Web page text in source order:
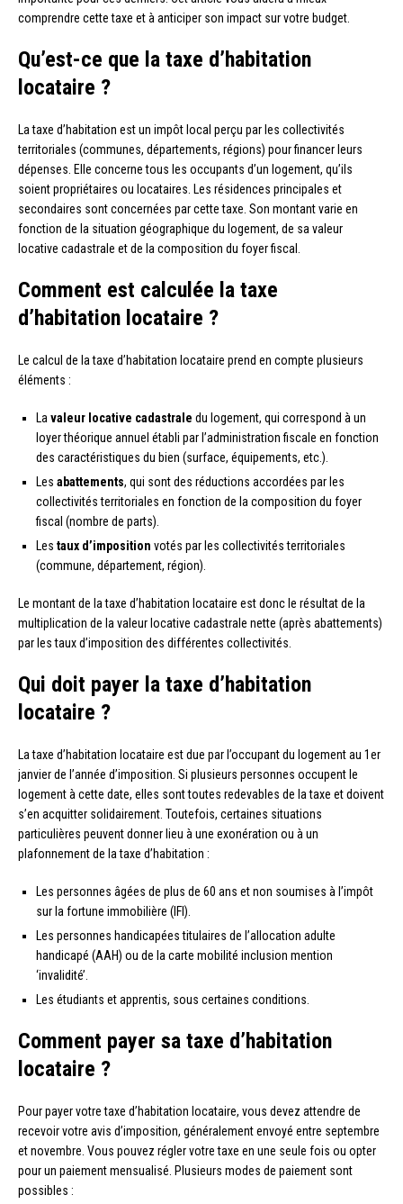
comprendre cette taxe et à anticiper son impact sur votre budget.
Qu’est-ce que la taxe d’habitation
locataire ?
La taxe d’habitation est un impôt local perçu par les collectivités
territoriales (communes, départements, régions) pour financer leurs
dépenses. Elle concerne tous les occupants d’un logement, qu’ils
soient propriétaires ou locataires. Les résidences principales et
secondaires sont concernées par cette taxe. Son montant varie en
fonction de la situation géographique du logement, de sa valeur
locative cadastrale et de la composition du foyer fiscal.
Comment est calculée la taxe
d’habitation locataire ?
Le calcul de la taxe d’habitation locataire prend en compte plusieurs
éléments :
La valeur locative cadastrale du logement, qui correspond à un
loyer théorique annuel établi par l’administration fiscale en fonction
des caractéristiques du bien (surface, équipements, etc.).
Les abattements, qui sont des réductions accordées par les
collectivités territoriales en fonction de la composition du foyer
fiscal (nombre de parts).
Les taux d’imposition votés par les collectivités territoriales
(commune, département, région).
Le montant de la taxe d’habitation locataire est donc le résultat de la
multiplication de la valeur locative cadastrale nette (après abattements)
par les taux d’imposition des différentes collectivités.
Qui doit payer la taxe d’habitation
locataire ?
La taxe d’habitation locataire est due par l’occupant du logement au 1er
janvier de l’année d’imposition. Si plusieurs personnes occupent le
logement à cette date, elles sont toutes redevables de la taxe et doivent
s’en acquitter solidairement. Toutefois, certaines situations
particulières peuvent donner lieu à une exonération ou à un
plafonnement de la taxe d’habitation :
Les personnes âgées de plus de 60 ans et non soumises à l’impôt
sur la fortune immobilière (IFI).
Les personnes handicapées titulaires de l’allocation adulte
handicapé (AAH) ou de la carte mobilité inclusion mention
‘invalidité’.
Les étudiants et apprentis, sous certaines conditions.
Comment payer sa taxe d’habitation
locataire ?
Pour payer votre taxe d’habitation locataire, vous devez attendre de
recevoir votre avis d’imposition, généralement envoyé entre septembre
et novembre. Vous pouvez régler votre taxe en une seule fois ou opter
pour un paiement mensualisé. Plusieurs modes de paiement sont
possibles :